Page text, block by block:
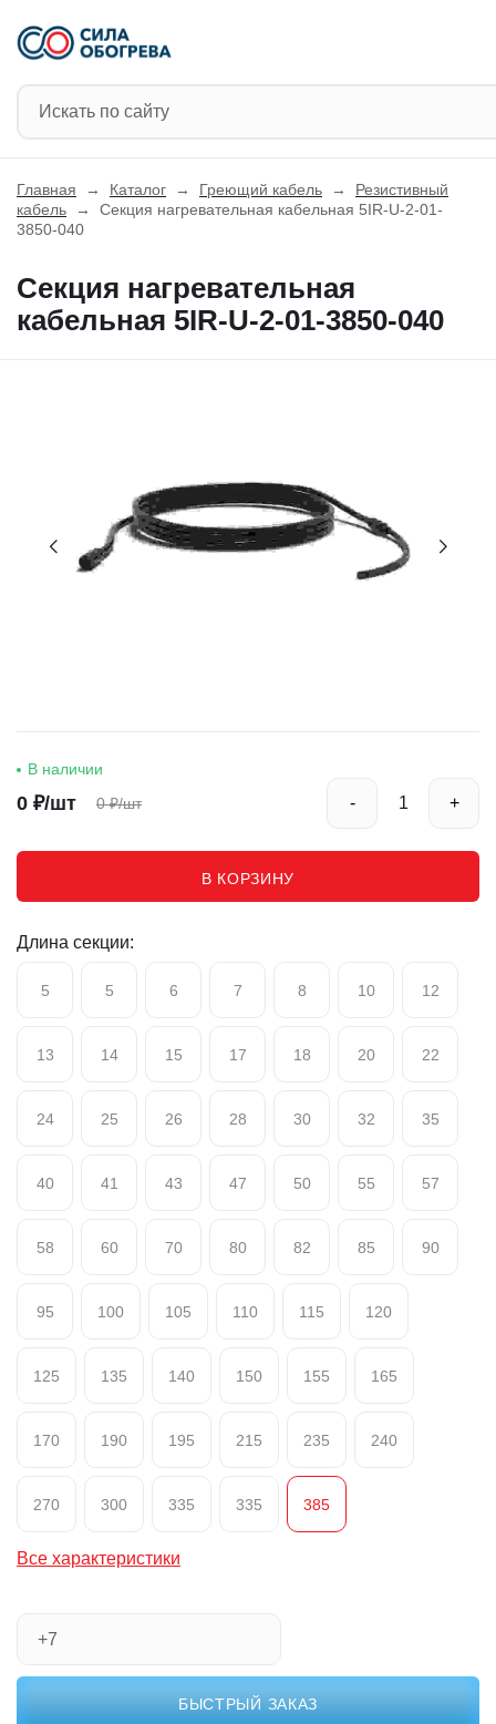
Главная → Каталог → Греющий кабель →
Резистивный
кабель
→
Секция нагревательная кабельная 5IR-U-2-01-
3850-040
Секция нагревательная
кабельная 5IR-U-2-01-3850-040
В наличии
0 ₽/шт 0 ₽/шт - +
В КОРЗИНУ
Длина секции:
5 5 6 7 8 10 12
13 14 15 17 18 20 22
24 25 26 28 30 32 35
40 41 43 47 50 55 57
58 60 70 80 82 85 90
95 100 105 110 115 120
125 135 140 150 155 165
170 190 195 215 235 240
270 300 335 335 385
Все характеристики
БЫСТРЫЙ ЗАКАЗ